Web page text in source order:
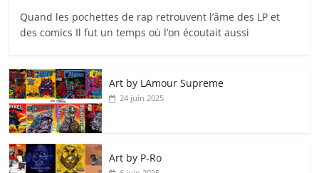
Quand les pochettes de rap retrouvent l’âme des LP et
des comics Il fut un temps où l’on écoutait aussi
Art by LAmour Supreme
24 juin 2025
Art by P‑Ro